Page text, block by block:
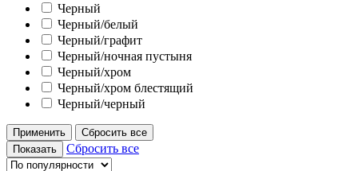
Черный
Черный/белый
Черный/графит
Черный/ночная пустыня
Черный/хром
Черный/хром блестящий
Черный/черный
Применить
Сбросить все
Показать
Сбросить все